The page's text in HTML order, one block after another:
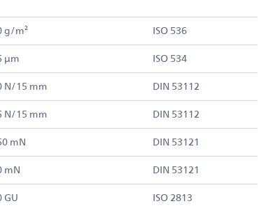
g/m² ISO 536
µm ISO 534
N/15 mm DIN 53112
N/15 mm DIN 53112
mN DIN 53121
mN DIN 53121
GU ISO 2813